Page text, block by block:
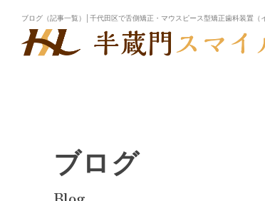
ブログ（記事一覧）│千代田区で舌側矯正・マウスピース型矯正歯科装置
ブログ